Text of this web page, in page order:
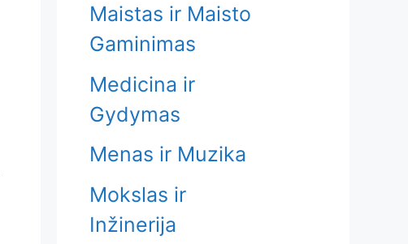
Maistas ir Maisto
Gaminimas
Medicina ir
Gydymas
Menas ir Muzika
Mokslas ir
Inžinerija